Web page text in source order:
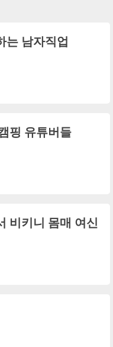
는 남자직업
핑 유튜버들
비키니 몸매 여신